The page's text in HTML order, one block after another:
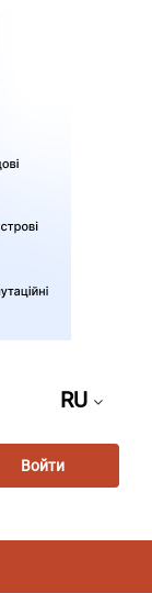
RU
Войти